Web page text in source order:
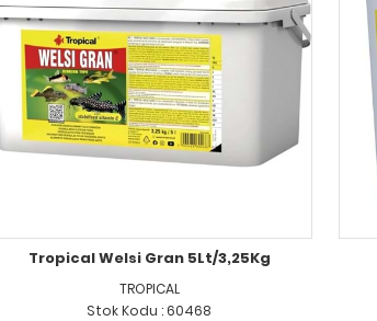
Tropical Welsi Gran 5Lt/3,25Kg
TROPICAL
Stok Kodu : 60468